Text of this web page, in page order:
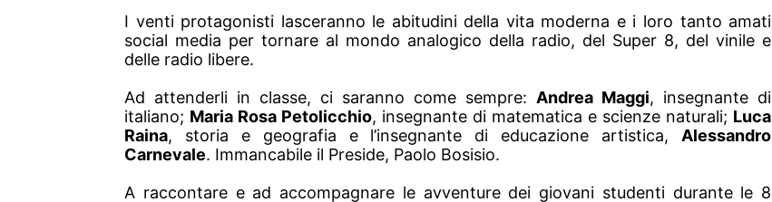
I venti protagonisti lasceranno le abitudini della vita moderna e i loro tanto amati
social media per tornare al mondo analogico della radio, del Super 8, del vinile e
delle radio libere.
Ad attenderli in classe, ci saranno come sempre: Andrea Maggi, insegnante di
italiano; Maria Rosa Petolicchio, insegnante di matematica e scienze naturali; Luca
Raina, storia e geografia e l’insegnante di educazione artistica, Alessandro
Carnevale. Immancabile il Preside, Paolo Bosisio.
A raccontare e ad accompagnare le avventure dei giovani studenti durante le 8